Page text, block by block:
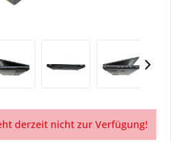
derzeit nicht zur Verfügung!